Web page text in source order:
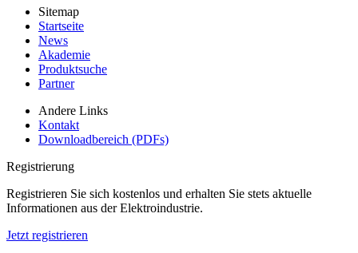
Sitemap
Startseite
News
Akademie
Produktsuche
Partner
Andere Links
Kontakt
Downloadbereich (PDFs)
Registrierung
Registrieren Sie sich kostenlos und erhalten Sie stets aktuelle
Informationen aus der Elektroindustrie.
Jetzt registrieren